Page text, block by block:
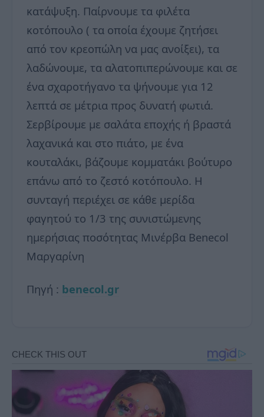
κατάψυξη. Παίρνουμε τα φιλέτα
κοτόπουλο ( τα οποία έχουμε ζητήσει
από τον κρεοπώλη να μας ανοίξει), τα
λαδώνουμε, τα αλατοπιπερώνουμε και σε
ένα σχαροτήγανο τα ψήνουμε για 12
λεπτά σε μέτρια προς δυνατή φωτιά.
Σερβίρουμε με σαλάτα εποχής ή βραστά
λαχανικά και στο πιάτο, με ένα
κουταλάκι, βάζουμε κομματάκι βούτυρο
επάνω από το ζεστό κοτόπουλο. Η
συνταγή περιέχει σε κάθε μερίδα
φαγητού το 1/3 της συνιστώμενης
ημερήσιας ποσότητας Μινέρβα Benecol
Μαργαρίνη
Πηγή : benecol.gr